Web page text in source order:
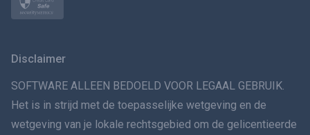
VERSPREIDINGทย
Disclaimer
SOFTWARE ALLEEN BEDOELD VOOR LEGAAL GEBRUIK.
Het is in strijd met de toepasselijke wetgeving en de
wetgeving van je lokale rechtsgebied om de gelicentieerde